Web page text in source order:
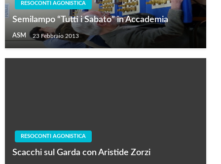
RESOCONTI AGONISTICA
Semilampo “Tutti i Sabato” in Accademia
ASM 23 Febbraio 2013
RESOCONTI AGONISTICA
Scacchi sul Garda con Aristide Zorzi